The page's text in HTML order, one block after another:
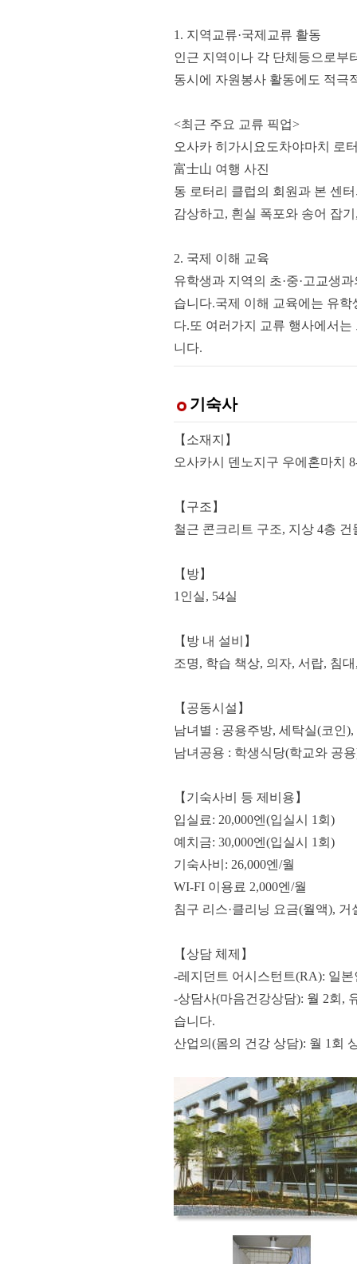
1. 지역교류·국제교류 활동
인근 지역이나 각 단체등으로부
동시에 자원봉사 활동에도 적극
<최근 주요 교류 픽업>
오사카 히가시요도차야마치 로
富士山 여행 사진
동 로터리 클럽의 회원과 본 센
감상하고, 흰실 폭포와 송어 잡
2. 국제 이해 교육
유학생과 지역의 초·중·고교생
습니다.국제 이해 교육에는 유
다.또 여러가지 교류 행사에서
니다.
기숙사
【소재지】
오사카시 덴노지구 우에혼마치
【구조】
철근 콘크리트 구조, 지상 4층 건
【방】
1인실, 54실
【방 내 설비】
조명, 학습 책상, 의자, 서랍, 침
【공동시설】
남녀별 : 공용주방, 세탁실(코인
남녀공용 : 학생식당(학교와 공
【기숙사비 등 제비용】
입실료: 20,000엔(입실시 1회)
예치금: 30,000엔(입실시 1회)
기숙사비: 26,000엔/월
WI-FI 이용료 2,000엔/월
침구 리스·클리닝 요금(월액),
【상담 체제】
-레지던트 어시스턴트(RA): 일
-상담사(마음건강상담): 월 2회,
습니다.
산업의(몸의 건강 상담): 월 1회